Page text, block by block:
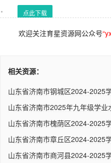
点此下载
欢迎关注育星资源网公众号
相关资源：
山东省济南市钢城区2024-2025
山东省济南市2025年九年级学
山东省济南市槐荫区2024-2025
山东省济南市章丘区2024-2025
山东省济南市商河县2024-2025